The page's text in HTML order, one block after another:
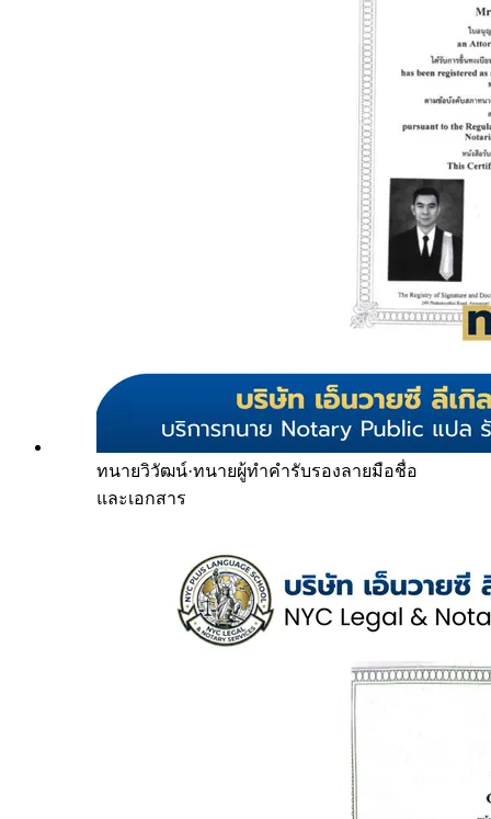
ทนายวิวัฒน์·ทนายผู้ทำคำรับรองลายมือชื่อ
และเอกสาร